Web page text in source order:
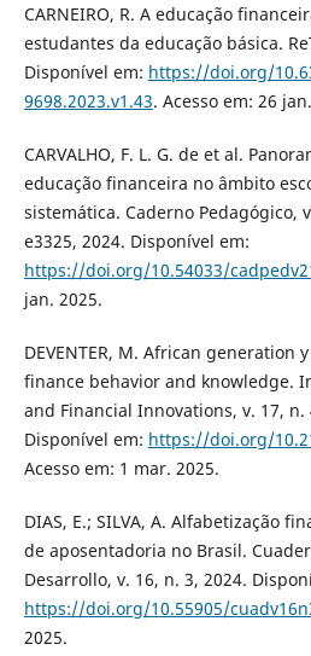
CARNEIRO, R. A educação
estudantes da educação básica.
Disponível em: https://doi.org/
9698.2023.v1.43. Acesso em: 26
CARVALHO, F. L. G. de et al.
educação financeira no âmbito
sistemática. Caderno Pedagógico,
e3325, 2024. Disponível em:
https://doi.org/10.54033/
jan. 2025.
DEVENTER, M. African generation
finance behavior and knowledge.
and Financial Innovations, v. 17, n.
Disponível em: https://doi.org/
Acesso em: 1 mar. 2025.
DIAS, E.; SILVA, A. Alfabetização
de aposentadoria no Brasil.
Desarrollo, v. 16, n. 3, 2024.
https://doi.org/10.55905/
2025.